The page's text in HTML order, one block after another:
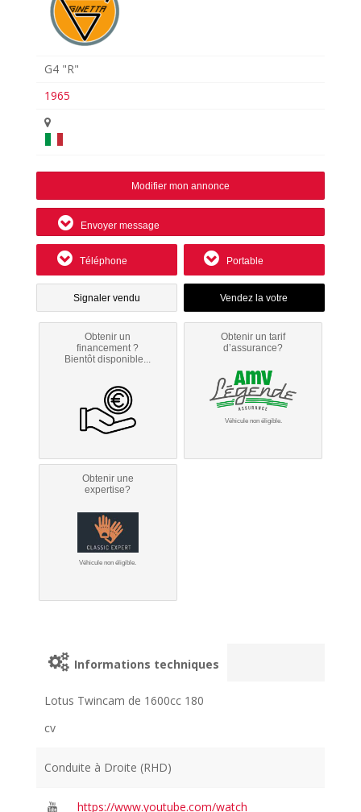
G4 "R"
1965
Modifier mon annonce
Envoyer message
Téléphone Portable
Signaler vendu
Obtenir un
financement ?
Bientôt disponible...
Obtenir un tarif
d’assurance?
Véhicule non éligible.
Obtenir une
expertise?
Véhicule non éligible.
Informations techniques
Lotus Twincam de 1600cc 180
cv
Conduite à Droite (RHD)
https://www.youtube.com/watch